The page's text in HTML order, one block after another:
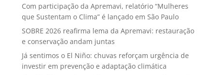
Com participação da Apremavi, relatório “Mulheres
que Sustentam o Clima” é lançado em São Paulo
SOBRE 2026 reafirma lema da Apremavi: restauração
e conservação andam juntas
Já sentimos o El Niño: chuvas reforçam urgência de
investir em prevenção e adaptação climática